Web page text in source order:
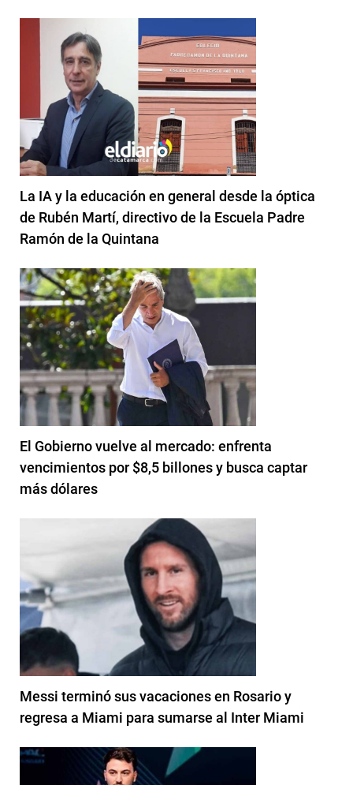
La IA y la educación en general desde la óptica
de Rubén Martí, directivo de la Escuela Padre
Ramón de la Quintana
El Gobierno vuelve al mercado: enfrenta
vencimientos por $8,5 billones y busca captar
más dólares
Messi terminó sus vacaciones en Rosario y
regresa a Miami para sumarse al Inter Miami